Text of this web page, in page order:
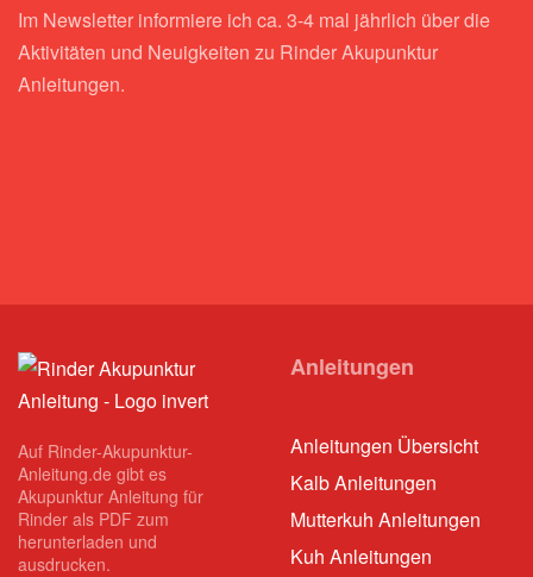
Im Newsletter informiere ich ca. 3-4 mal jährlich über die
Aktivitäten und Neuigkeiten zu Rinder Akupunktur
Anleitungen.
Auf Rinder-Akupunktur-
Anleitung.de gibt es
Akupunktur Anleitung für
Rinder als PDF zum
herunterladen und
ausdrucken.
Anleitungen
Anleitungen Übersicht
Kalb Anleitungen
Mutterkuh Anleitungen
Kuh Anleitungen